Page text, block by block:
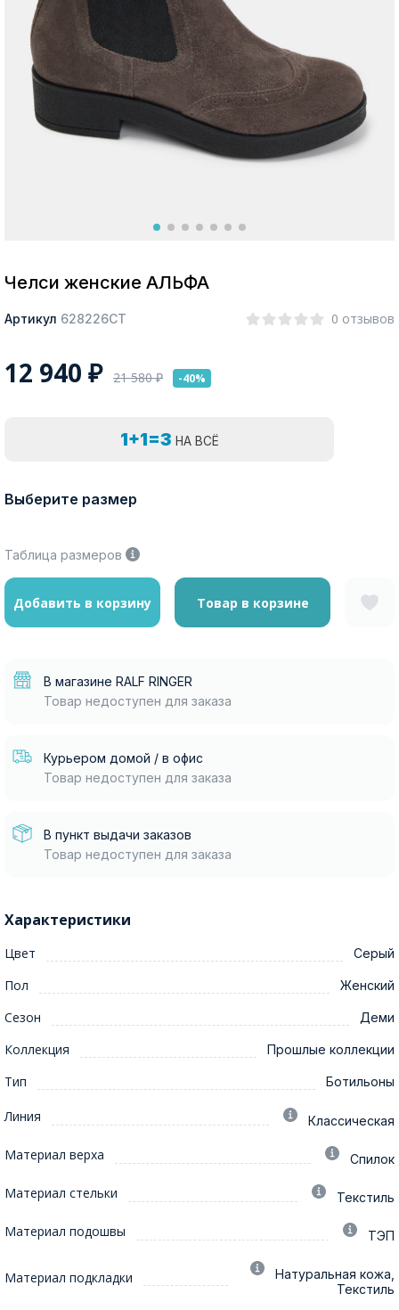
Изменить город
Челси женские АЛЬФА
Артикул 628226СТ 0 отзывов
12 940 ₽ 21 580₽ -40%
1+1=3 НА ВСЁ
Выберите размер
Таблица размеров
Добавить в корзину Товар в корзине
В магазине RALF RINGER
Товар недоступен для заказа
Курьером домой / в офис
Товар недоступен для заказа
В пункт выдачи заказов
Товар недоступен для заказа
Характеристики
Цвет Серый
Пол Женский
Сезон Деми
Коллекция Прошлые коллекции
Тип Ботильоны
Линия Классическая
Материал верха Спилок
Материал стельки Текстиль
Материал подошвы ТЭП
Материал подкладки
Натуральная кожа,
Текстиль